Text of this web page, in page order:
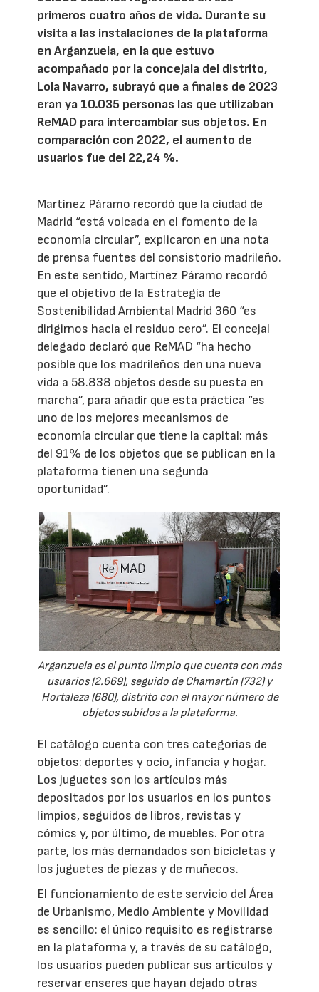
primeros cuatro años de vida. Durante su
visita a las instalaciones de la plataforma
en Arganzuela, en la que estuvo
acompañado por la concejala del distrito,
Lola Navarro, subrayó que a finales de 2023
eran ya 10.035 personas las que utilizaban
ReMAD para intercambiar sus objetos. En
comparación con 2022, el aumento de
usuarios fue del 22,24 %.
Martínez Páramo recordó que la ciudad de
Madrid “está volcada en el fomento de la
economía circular”, explicaron en una nota
de prensa fuentes del consistorio madrileño.
En este sentido, Martínez Páramo recordó
que el objetivo de la Estrategia de
Sostenibilidad Ambiental Madrid 360 “es
dirigirnos hacia el residuo cero”. El concejal
delegado declaró que ReMAD “ha hecho
posible que los madrileños den una nueva
vida a 58.838 objetos desde su puesta en
marcha”, para añadir que esta práctica “es
uno de los mejores mecanismos de
economía circular que tiene la capital: más
del 91% de los objetos que se publican en la
plataforma tienen una segunda
oportunidad”.
Arganzuela es el punto limpio que cuenta con más
usuarios (2.669), seguido de Chamartín (732) y
Hortaleza (680), distrito con el mayor número de
objetos subidos a la plataforma.
El catálogo cuenta con tres categorías de
objetos: deportes y ocio, infancia y hogar.
Los juguetes son los artículos más
depositados por los usuarios en los puntos
limpios, seguidos de libros, revistas y
cómics y, por último, de muebles. Por otra
parte, los más demandados son bicicletas y
los juguetes de piezas y de muñecos.
El funcionamiento de este servicio del Área
de Urbanismo, Medio Ambiente y Movilidad
es sencillo: el único requisito es registrarse
en la plataforma y, a través de su catálogo,
los usuarios pueden publicar sus artículos y
reservar enseres que hayan dejado otras